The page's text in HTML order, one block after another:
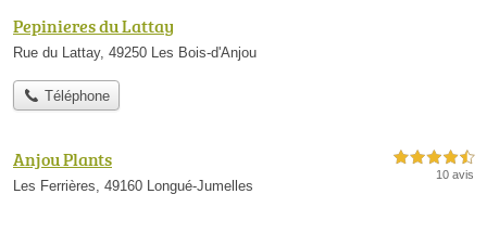
Pepinieres du Lattay
Rue du Lattay, 49250 Les Bois-d'Anjou
Téléphone
Anjou Plants
Les Ferrières, 49160 Longué-Jumelles
4,5 étoiles sur 5
10 avis